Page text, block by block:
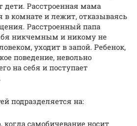
дети. Расстроенная мама
в комнате и лежит, отказываясь
Расстроенный папа
никчемным и никому не
уходит в запой. Ребенок,
поведение, невольно
на себя и поступает
подразделяется на:
когда самобичевание носит